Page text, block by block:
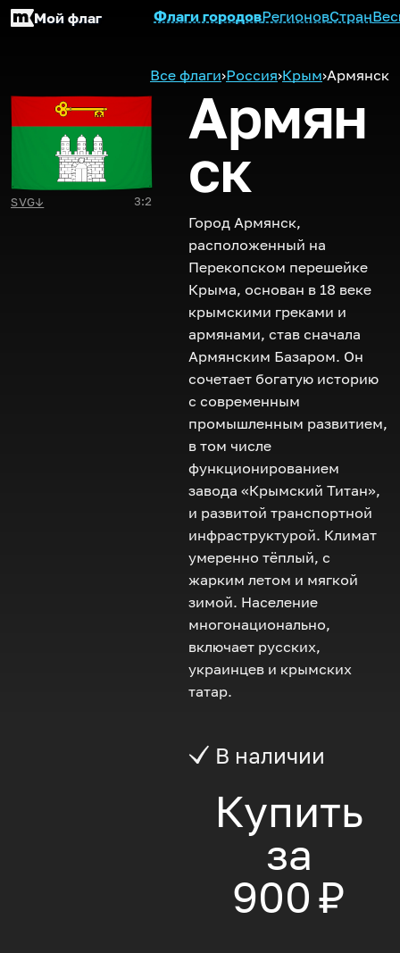
Мой флаг Флаги городовРегионовСтран
Все флаги›Россия›Крым›Армянск
SVG↓ 3:2
Армян
ск
Город Армянск,
расположенный на
Перекопском перешейке
Крыма, основан в 18 веке
крымскими греками и
армянами, став сначала
Армянским Базаром. Он
сочетает богатую историю
с современным
промышленным развитием,
в том числе
функционированием
завода «Крымский Титан»,
и развитой транспортной
инфраструктурой. Климат
умеренно тёплый, с
жарким летом и мягкой
зимой. Население
многонационально,
включает русских,
украинцев и крымских
татар.
В наличии
Купить
за
900 ₽